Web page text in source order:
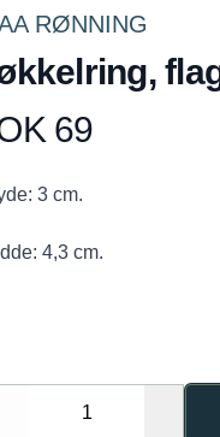
RØNNING
69
3 cm.
4,3 cm.
Decrease